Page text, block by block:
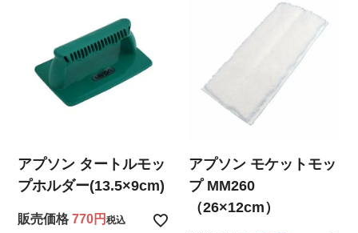
アプソン タートルモッ
プホルダー(13.5×9cm)
販売価格 770 税込
アプソン モケットモッ
プ MM260
（26×12cm）